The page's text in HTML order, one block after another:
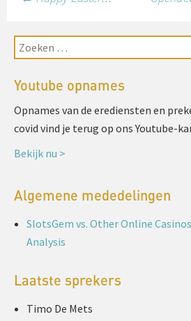
Youtube opnames
Opnames van de erediensten en
covid vind je terug op ons Youtube-
Bekijk nu >
Algemene mededelingen
SlotsGem vs. Other Online
Analysis
Laatste sprekers
Timo De Mets